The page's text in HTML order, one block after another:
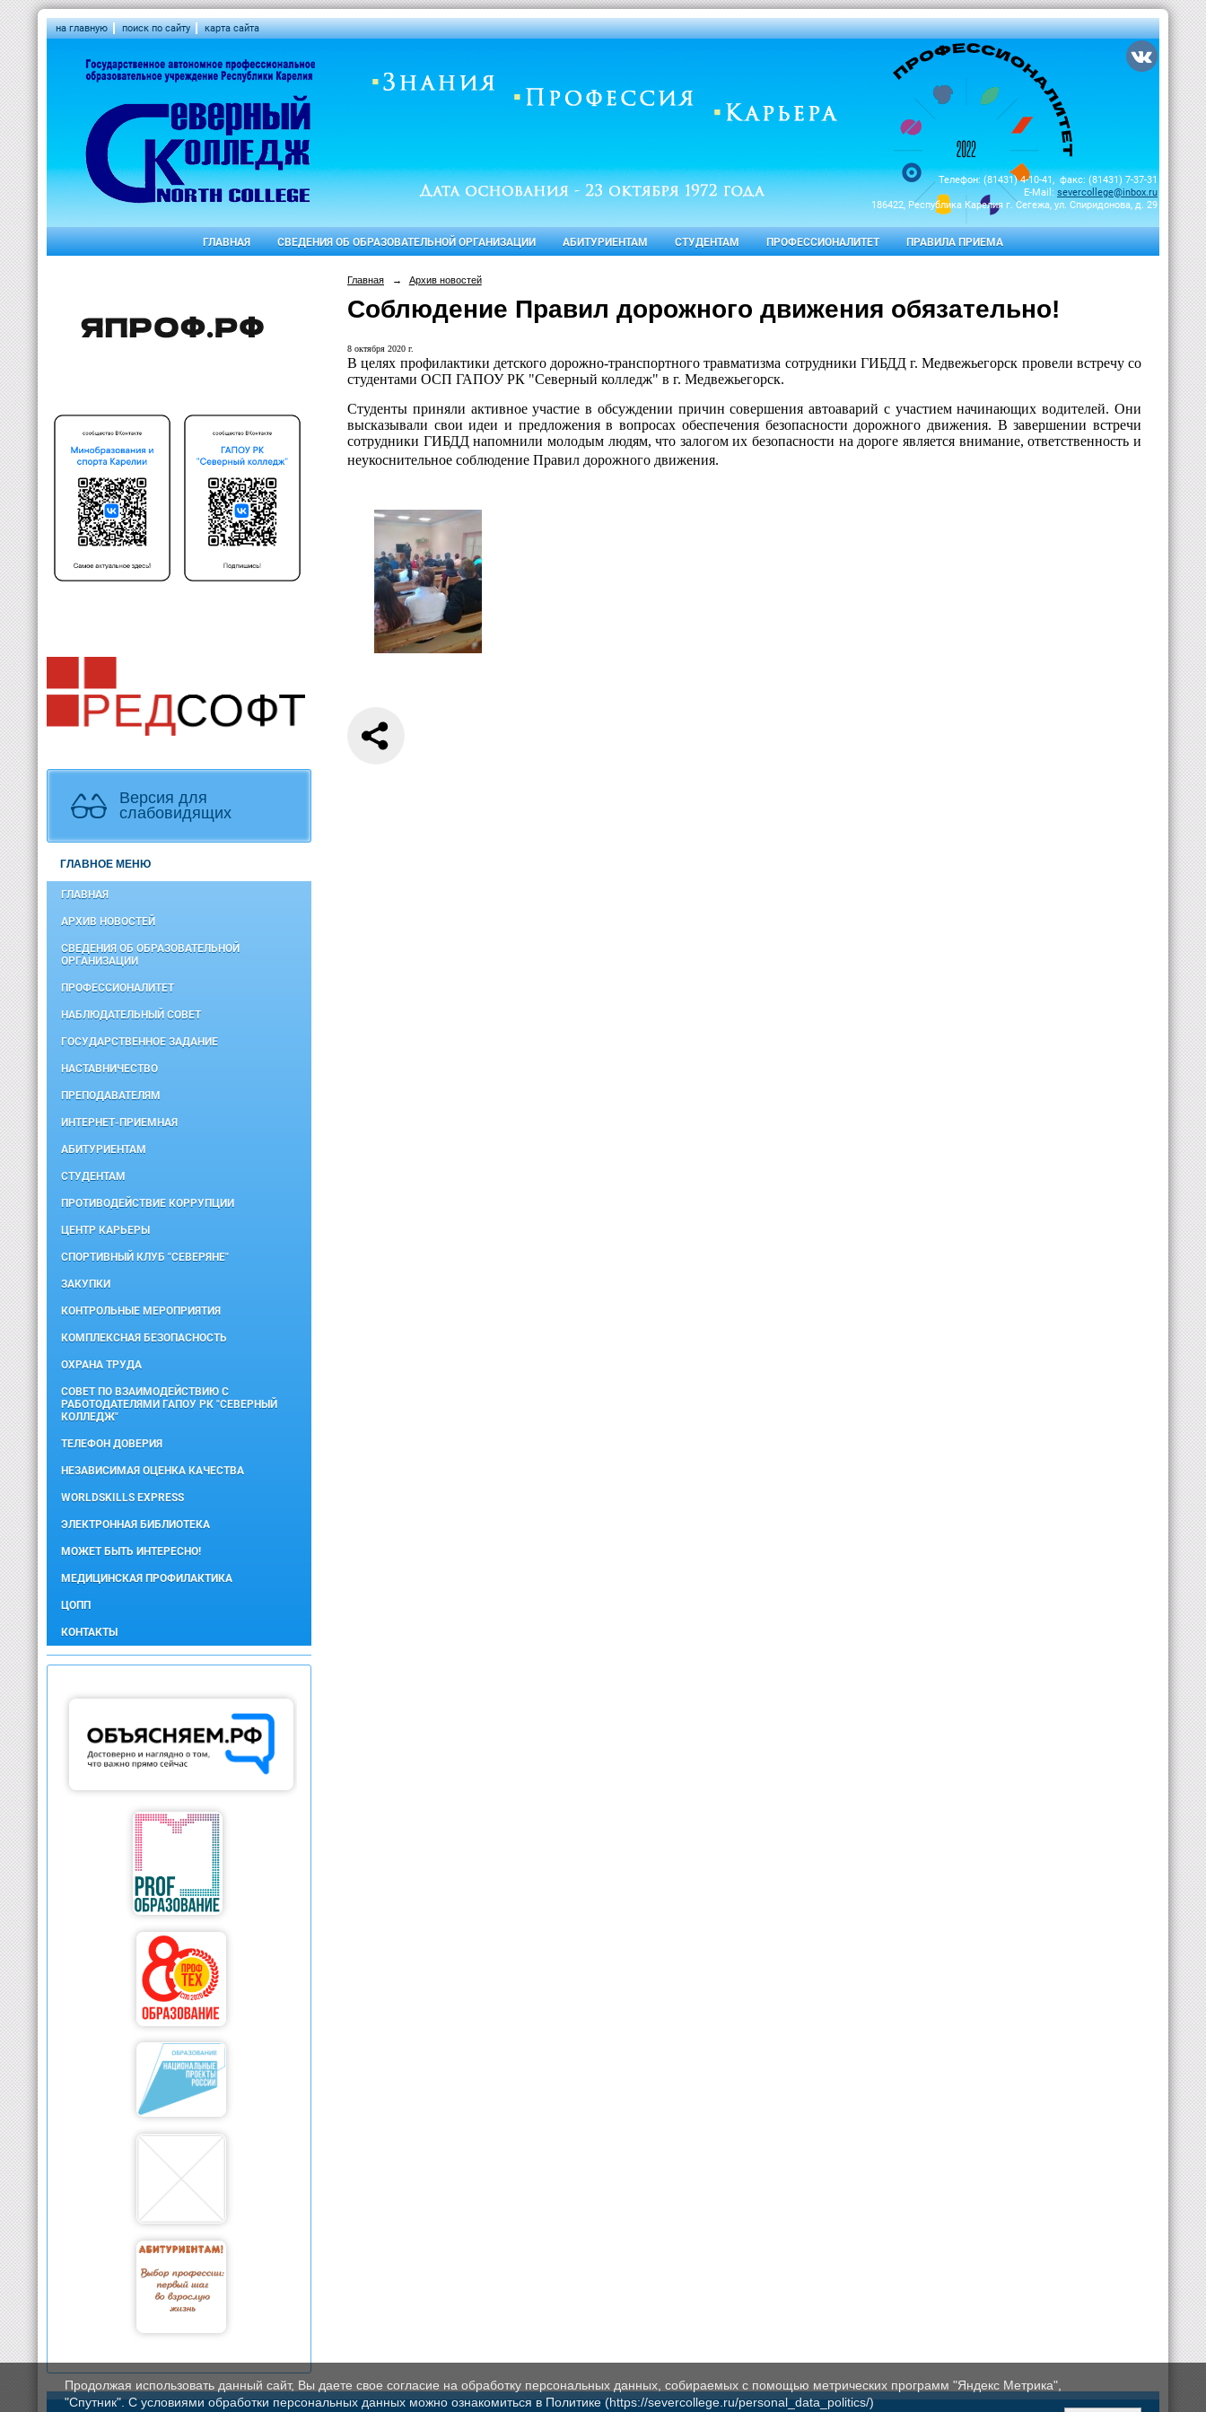
на главную поиск по сайту карта сайта
Телефон: (81431) 4-10-41, факс: (81431) 7-37-31
E-Mail: severcollege@inbox.ru
186422, Республика Карелия г. Сегежа, ул. Спиридонова, д. 29
ГЛАВНАЯ СВЕДЕНИЯ ОБ ОБРАЗОВАТЕЛЬНОЙ ОРГАНИЗАЦИИ АБИТУРИЕНТАМ СТУДЕНТАМ ПРОФЕССИОНАЛИТЕТ ПРАВИЛА ПРИЕМА
Версия для
слабовидящих
ГЛАВНОЕ МЕНЮ
ГЛАВНАЯ
АРХИВ НОВОСТЕЙ
СВЕДЕНИЯ ОБ ОБРАЗОВАТЕЛЬНОЙ
ОРГАНИЗАЦИИ
ПРОФЕССИОНАЛИТЕТ
НАБЛЮДАТЕЛЬНЫЙ СОВЕТ
ГОСУДАРСТВЕННОЕ ЗАДАНИЕ
НАСТАВНИЧЕСТВО
ПРЕПОДАВАТЕЛЯМ
ИНТЕРНЕТ-ПРИЕМНАЯ
АБИТУРИЕНТАМ
СТУДЕНТАМ
ПРОТИВОДЕЙСТВИЕ КОРРУПЦИИ
ЦЕНТР КАРЬЕРЫ
СПОРТИВНЫЙ КЛУБ "СЕВЕРЯНЕ"
ЗАКУПКИ
КОНТРОЛЬНЫЕ МЕРОПРИЯТИЯ
КОМПЛЕКСНАЯ БЕЗОПАСНОСТЬ
ОХРАНА ТРУДА
СОВЕТ ПО ВЗАИМОДЕЙСТВИЮ С
РАБОТОДАТЕЛЯМИ ГАПОУ РК "СЕВЕРНЫЙ
КОЛЛЕДЖ"
ТЕЛЕФОН ДОВЕРИЯ
НЕЗАВИСИМАЯ ОЦЕНКА КАЧЕСТВА
WORLDSKILLS EXPRESS
ЭЛЕКТРОННАЯ БИБЛИОТЕКА
МОЖЕТ БЫТЬ ИНТЕРЕСНО!
МЕДИЦИНСКАЯ ПРОФИЛАКТИКА
ЦОПП
КОНТАКТЫ
Главная → Архив новостей
Соблюдение Правил дорожного движения обязательно!
8 октября 2020 г.
В целях профилактики детского дорожно-транспортного травматизма сотрудники ГИБДД г. Медвежьегорск провели встречу со
студентами ОСП ГАПОУ РК "Северный колледж" в г. Медвежьегорск.
Студенты приняли активное участие в обсуждении причин совершения автоаварий с участием начинающих водителей. Они
высказывали свои идеи и предложения в вопросах обеспечения безопасности дорожного движения. В завершении встречи
сотрудники ГИБДД напомнили молодым людям, что залогом их безопасности на дороге является внимание, ответственность и
неукоснительное соблюдение Правил дорожного движения.
Продолжая использовать данный сайт, Вы даете свое согласие на обработку персональных данных, собираемых с помощью метрических программ "Яндекс Метрика",
"Спутник". С условиями обработки персональных данных можно ознакомиться в Политике (https://severcollege.ru/personal_data_politics/)